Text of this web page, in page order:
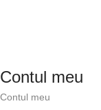
Contul meu
Contul meu